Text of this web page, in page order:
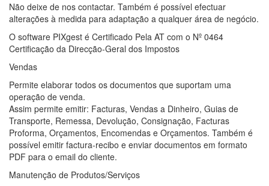
Não deixe de nos contactar. Também é possível efectuar
alterações à medida para adaptação a qualquer área de negócio.
O software PIXgest é Certificado Pela AT com o Nº 0464
Certificação da Direcção-Geral dos Impostos
Vendas
Permite elaborar todos os documentos que suportam uma
operação de venda.
Assim permite emitir: Facturas, Vendas a Dinheiro, Guias de
Transporte, Remessa, Devolução, Consignação, Facturas
Proforma, Orçamentos, Encomendas e Orçamentos. Também é
possível emitir factura-recibo e enviar documentos em formato
PDF para o email do cliente.
Manutenção de Produtos/Serviços